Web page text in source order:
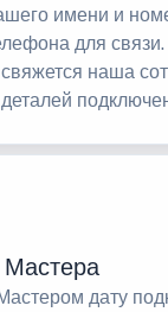
имени и
для связи.
наша
Мастера
дату